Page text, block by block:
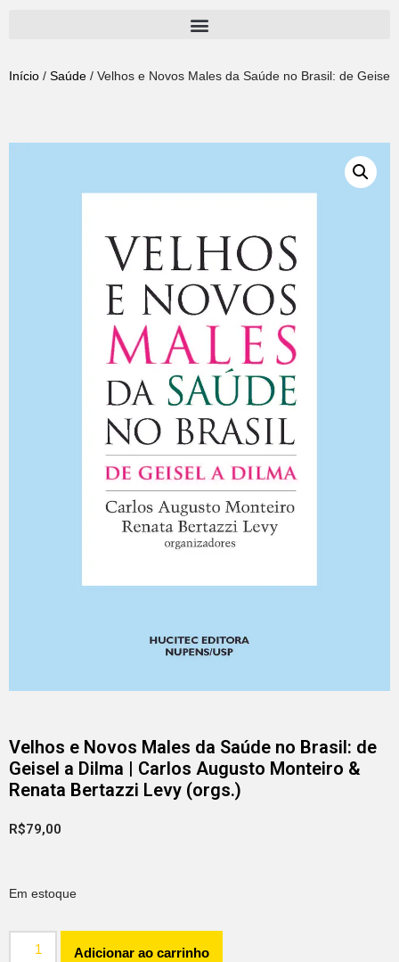
para
Início / Saúde / Velhos e Novos Males da Saúde no Brasil: de
Velhos e Novos Males da Saúde no Brasil: de
Geisel a Dilma | Carlos Augusto Monteiro &
Renata Bertazzi Levy (orgs.)
R$79,00
Em estoque
Adicionar ao carrinho